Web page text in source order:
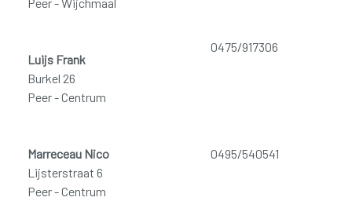
Peer - Wijchmaal
Luijs Frank
Burkel 26
Peer - Centrum
0475/917306
Marreceau Nico
Lijsterstraat 6
Peer - Centrum
0495/540541